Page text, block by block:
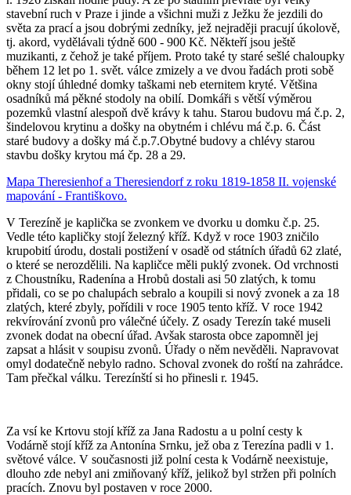
stavební ruch v Praze i jinde a všichni muži z Ježku že jezdili do
světa za prací a jsou dobrými zedníky, jež nejraději pracují úkolově,
tj. akord, vydělávali týdně 600 - 900 Kč. Někteří jsou ještě
muzikanti, z čehož je také příjem. Proto také ty staré sešlé chaloupky
během 12 let po 1. svět. válce zmizely a ve dvou řadách proti sobě
okny stojí úhledné domky taškami neb eternitem kryté. Většina
osadníků má pěkné stodoly na obilí. Domkáři s větší výměrou
pozemků vlastní alespoň dvě krávy k tahu. Starou budovu má č.p. 2,
šindelovou krytinu a došky na obytném i chlévu má č.p. 6. Část
staré budovy a došky má č.p.7.Obytné budovy a chlévy starou
stavbu došky krytou má čp. 28 a 29.
Mapa Theresienhof a Theresiendorf z roku 1819-1858 II. vojenské
mapování - Františkovo.
V Terezíně je kaplička se zvonkem ve dvorku u domku č.p. 25.
Vedle této kapličky stojí železný kříž. Když v roce 1903 zničilo
krupobití úrodu, dostali postižení v osadě od státních úřadů 62 zlaté,
o které se nerozdělili. Na kapličce měli puklý zvonek. Od vrchnosti
z Choustníku, Radenína a Hrobů dostali asi 50 zlatých, k tomu
přidali, co se po chalupách sebralo a koupili si nový zvonek a za 18
zlatých, které zbyly, pořídili v roce 1905 tento kříž. V roce 1942
rekvírování zvonů pro válečné účely. Z osady Terezín také museli
zvonek dodat na obecní úřad. Avšak starosta obce zapomněl jej
zapsat a hlásit v soupisu zvonů. Úřady o něm nevěděli. Napravovat
omyl dodatečně nebylo radno. Schoval zvonek do roští na zahrádce.
Tam přečkal válku. Terezínští si ho přinesli r. 1945.
Za vsí ke Krtovu stojí kříž za Jana Radostu a u polní cesty k
Vodárně stojí kříž za Antonína Srnku, jež oba z Terezína padli v 1.
světové válce. V současnosti již polní cesta k Vodárně neexistuje,
dlouho zde nebyl ani zmiňovaný kříž, jelikož byl stržen při polních
pracích. Znovu byl postaven v roce 2000.